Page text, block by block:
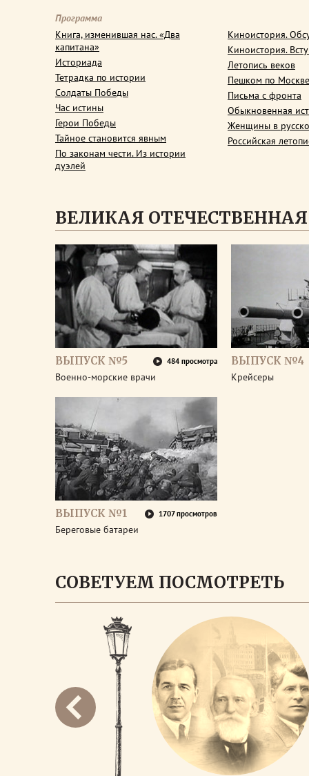
Программа
Книга, изменившая нас. «Два
капитана»
Историада
Тетрадка по истории
Солдаты Победы
Час истины
Герои Победы
Тайное становится явным
По законам чести. Из истории
дуэлей
Киноистория.
Киноистория.
Летопись веков
Пешком по Москве
Письма с фронта
Обыкновенная
Женщины в
Российская
ВЕЛИКАЯ
ВЫПУСК №5 484 просмотра
Военно-морские врачи
ВЫПУСК №4
Крейсеры
ВЫПУСК №1 1707 просмотров
Береговые батареи
СОВЕТУЕМ ПОСМОТРЕТЬ